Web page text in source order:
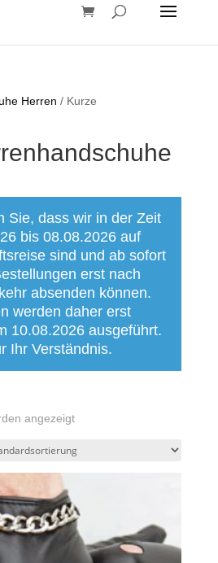
Herren / Kurze
Sie, dass wir in der Zeit
bis 08.08.2026 auf
sind und ab sofort
erst nach
absenden können.
werden daher erst
10.08.2026 ausgeführt.
Ihr Verständnis.
angezeigt